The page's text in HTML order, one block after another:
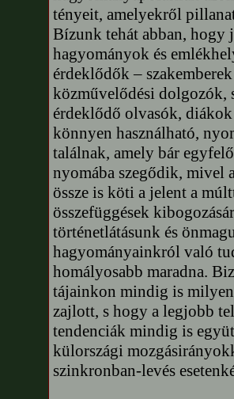
tényeit, amelyekről
Bízunk tehát abban, hogy
hagyományok és
érdeklődők –
közművelődési dolgozók,
érdeklődő olvasók,
könnyen használható,
találnak, amely bár
nyomába szegődik, mivel
össze is köti a jelent a
összefüggések
történetlátásunk és
hagyományainkról való
homályosabb maradna.
tájainkon mindig is
zajlott, s hogy a legjobb
tendenciák mindig is
külországi
szinkronban-levés